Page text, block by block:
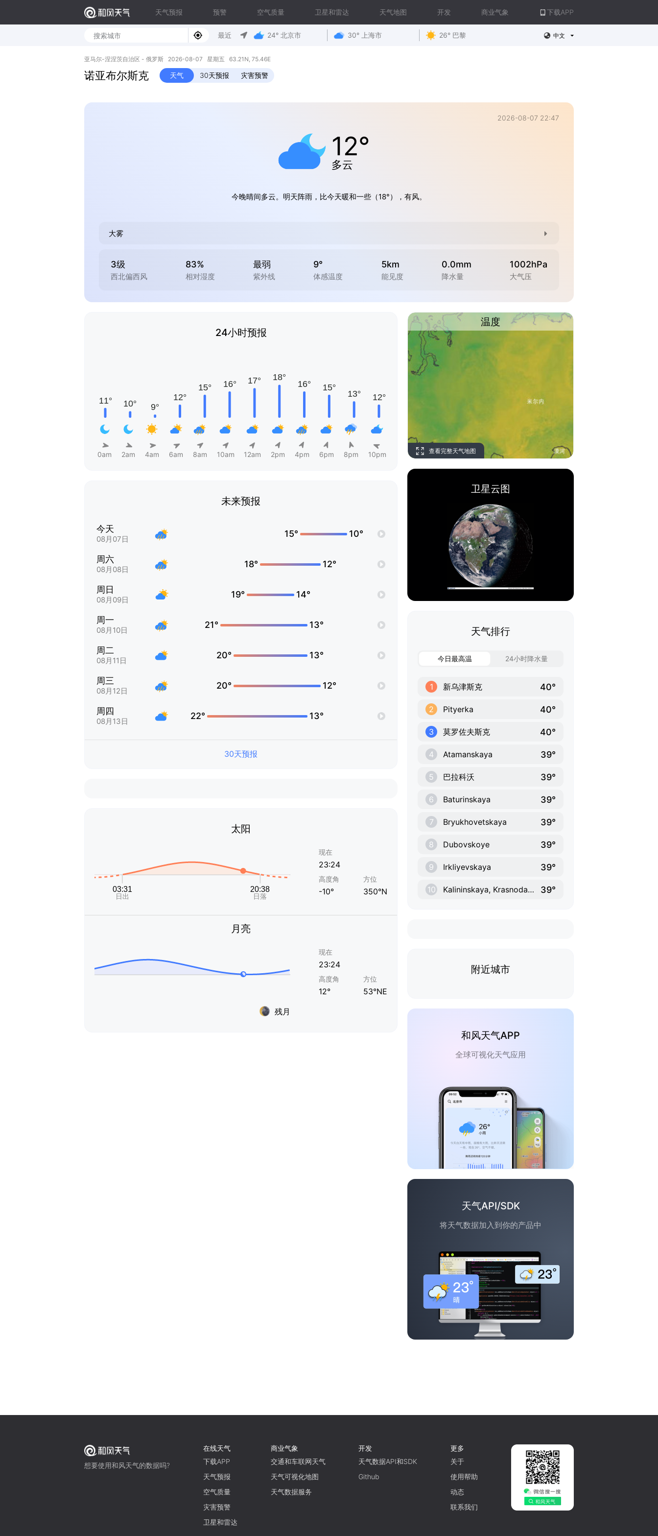
天气预报 预警 空气质量 卫星和雷达 天气地图 开发 商业气象 下载APP
最近 24° 北京市 30° 上海市 26° 巴黎 中文
亚马尔-涅涅茨自治区 - 俄罗斯 2026-08-07 星期五 63.21N, 75.46E
诺亚布尔斯克 天气 30天预报 灾害预警
2026-08-07 22:47
12°
多云
今晚晴间多云。明天阵雨，比今天暖和一些（18°），有风。
大雾
3级
西北偏西风
83%
相对湿度
最弱
紫外线
9°
体感温度
5km
能见度
0.0mm
降水量
1002hPa
大气压
24小时预报
0am 2am 4am 6am 8am 10am 12am 2pm 4pm 6pm 8pm 10pm
未来预报
今天
08月07日
15° 10°
周六
08月08日
18° 12°
周日
08月09日
19° 14°
周一
08月10日
21° 13°
周二
08月11日
20° 13°
周三
08月12日
20° 12°
周四
08月13日
22° 13°
30天预报
太阳
现在
23:24
高度角
-10°
方位
350°N
月亮
残月
现在
23:24
高度角
12°
方位
53°NE
温度
查看完整天气地图
卫星云图
天气排行
今日最高温 24小时降水量
1 新乌津斯克 40°
2 Pityerka 40°
3 莫罗佐夫斯克 40°
4 Atamanskaya 39°
5 巴拉科沃 39°
6 Baturinskaya 39°
7 Bryukhovetskaya 39°
8 Dubovskoye 39°
9 Irkliyevskaya 39°
10 Kalininskaya, Krasnodar Krai 39°
附近城市
和风天气APP
全球可视化天气应用
天气API/SDK
将天气数据加入到你的产品中
想要使用和风天气的数据吗?
在线天气
下载APP
天气预报
空气质量
灾害预警
卫星和雷达
商业气象
交通和车联网天气
天气可视化地图
天气数据服务
开发
天气数据API和SDK
Github
更多
关于
使用帮助
动态
联系我们